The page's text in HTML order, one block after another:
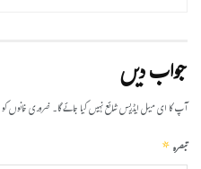
جواب دیں
آپ کا ای میل ایڈریس شائع نہیں کیا جائے گا۔ضروری خانوں کو
تبصرہ*